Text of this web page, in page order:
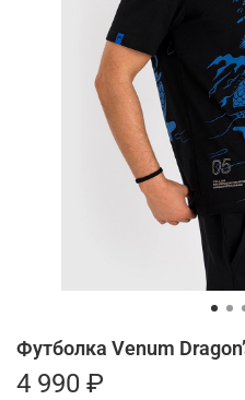
Футболка Venum
4 990 ₽